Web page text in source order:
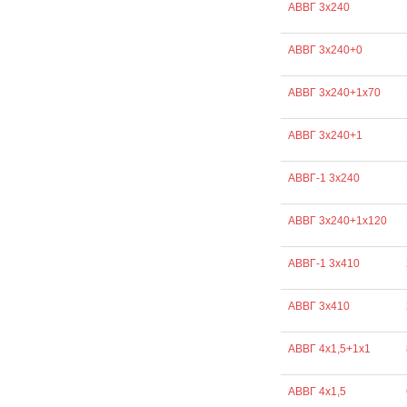
АВВГ 3х240
АВВГ 3х240+0
АВВГ 3х240+1х70
АВВГ 3х240+1
АВВГ-1 3х240
АВВГ 3х240+1х120
АВВГ-1 3х410
АВВГ 3х410
АВВГ 4х1,5+1х1
АВВГ 4х1,5